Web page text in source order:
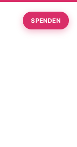
SPENDEN